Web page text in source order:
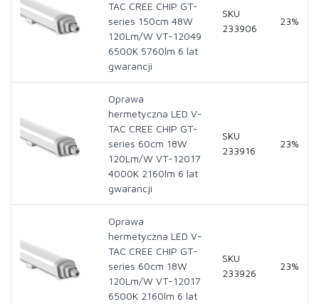
TAC CREE CHIP GT-
series 150cm 48W
120Lm/W VT-12049
6500K 5760lm 6 lat
gwarancji
SKU
233906
23%
Oprawa
hermetyczna LED V-
TAC CREE CHIP GT-
series 60cm 18W
120Lm/W VT-12017
4000K 2160lm 6 lat
gwarancji
SKU
233916
23%
Oprawa
hermetyczna LED V-
TAC CREE CHIP GT-
series 60cm 18W
120Lm/W VT-12017
6500K 2160lm 6 lat
SKU
233926
23%